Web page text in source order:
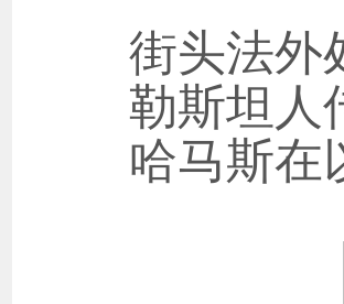
街头法外
勒斯坦人
哈马斯在